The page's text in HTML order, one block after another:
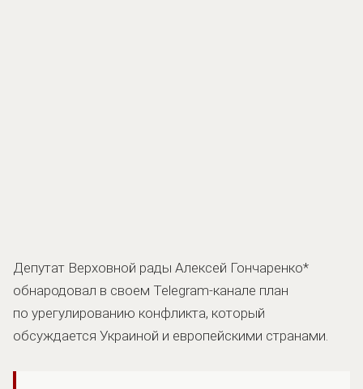
Депутат Верховной рады Алексей Гончаренко*
обнародовал в своем Telegram-канале план
по урегулированию конфликта, который
обсуждается Украиной и европейскими странами.